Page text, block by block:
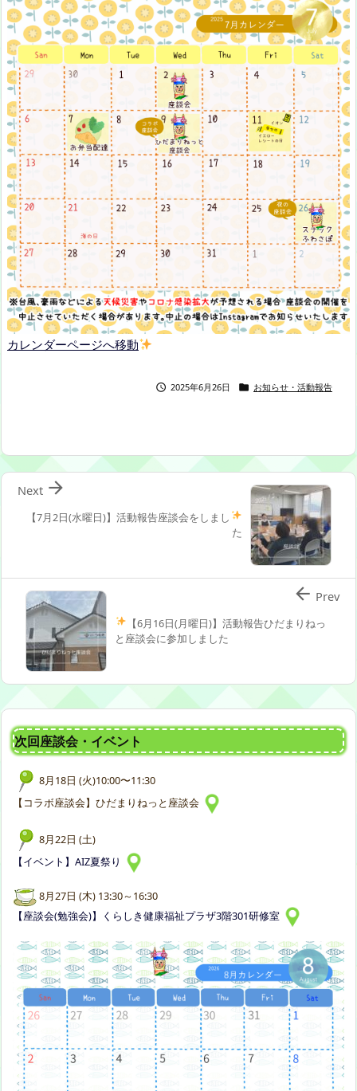
カレンダーページへ移動
 2025年6月26日  お知らせ・活動報告
【7月2日(水曜日)】活動報告座談会をしまし
た

Next
【6月16日(月曜日)】活動報告ひだまりねっ
と座談会に参加しました
 Prev
次回座談会・イベント
8月18日 (火)10:00〜11:30
【コラボ座談会】ひだまりねっと座談会
8月22日 (土)
【イベント】AIZ夏祭り
8月27日 (木) 13:30～16:30
【座談会(勉強会)】くらしき健康福祉プラザ3階301研修室